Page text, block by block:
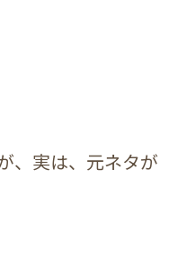
、実は、元ネタが